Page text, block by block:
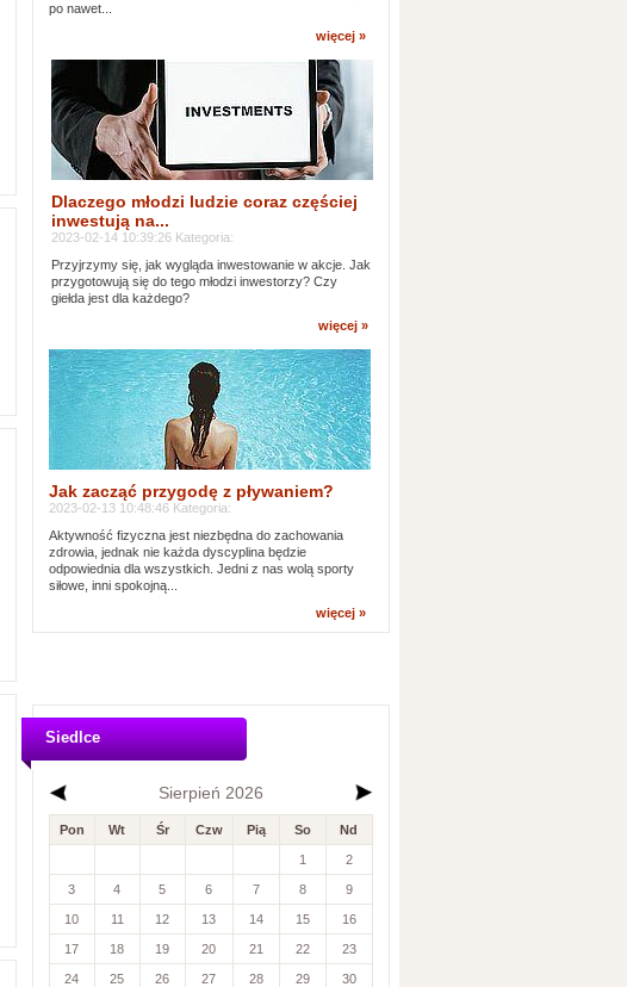
po nawet...
więcej »
Dlaczego młodzi ludzie coraz częściej
inwestują na...
2023-02-14 10:39:26 Kategoria:
Przyjrzymy się, jak wygląda inwestowanie w akcje. Jak
przygotowują się do tego młodzi inwestorzy? Czy
giełda jest dla każdego?
więcej »
Jak zacząć przygodę z pływaniem?
2023-02-13 10:48:46 Kategoria:
Aktywność fizyczna jest niezbędna do zachowania
zdrowia, jednak nie każda dyscyplina będzie
odpowiednia dla wszystkich. Jedni z nas wolą sporty
siłowe, inni spokojną...
więcej »
Siedlce
Sierpień 2026
Pon Wt Śr Czw Pią So Nd
1 2
3 4 5 6 7 8 9
10 11 12 13 14 15 16
17 18 19 20 21 22 23
24 25 26 27 28 29 30